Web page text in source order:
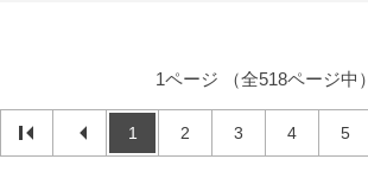
1ページ （全518ページ中）
1 2 3 4 5